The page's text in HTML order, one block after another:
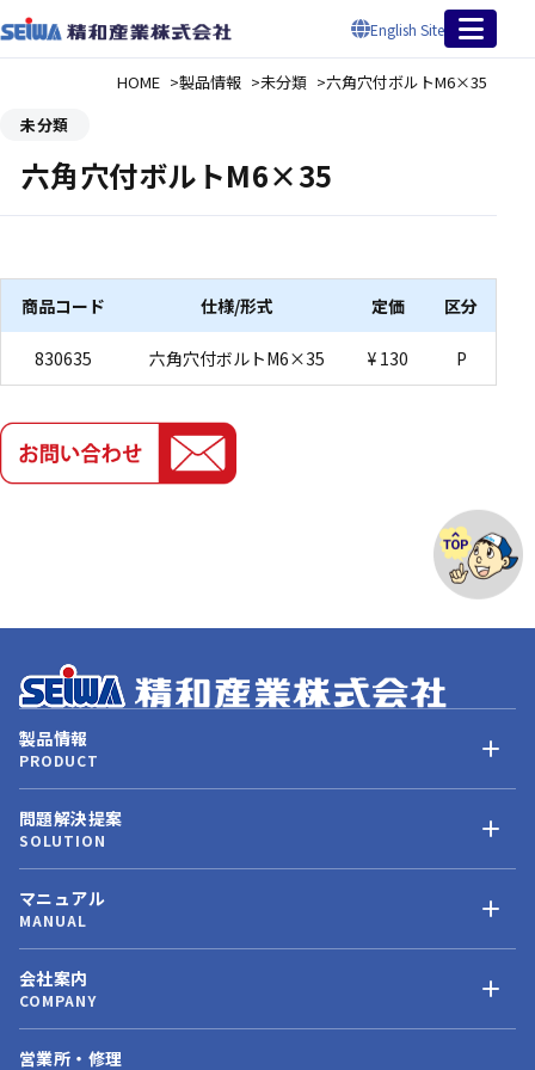
English Site
HOME 製品情報 未分類
六角穴付ボルトM6×35
未分類
六角穴付ボルトM6×35
商品コード 仕様/形式 定価 区分
830635 六角穴付ボルトM6×35 ¥ 130 P
製品情報
PRODUCT
問題解決提案
SOLUTION
マニュアル
MANUAL
会社案内
COMPANY
営業所・修理